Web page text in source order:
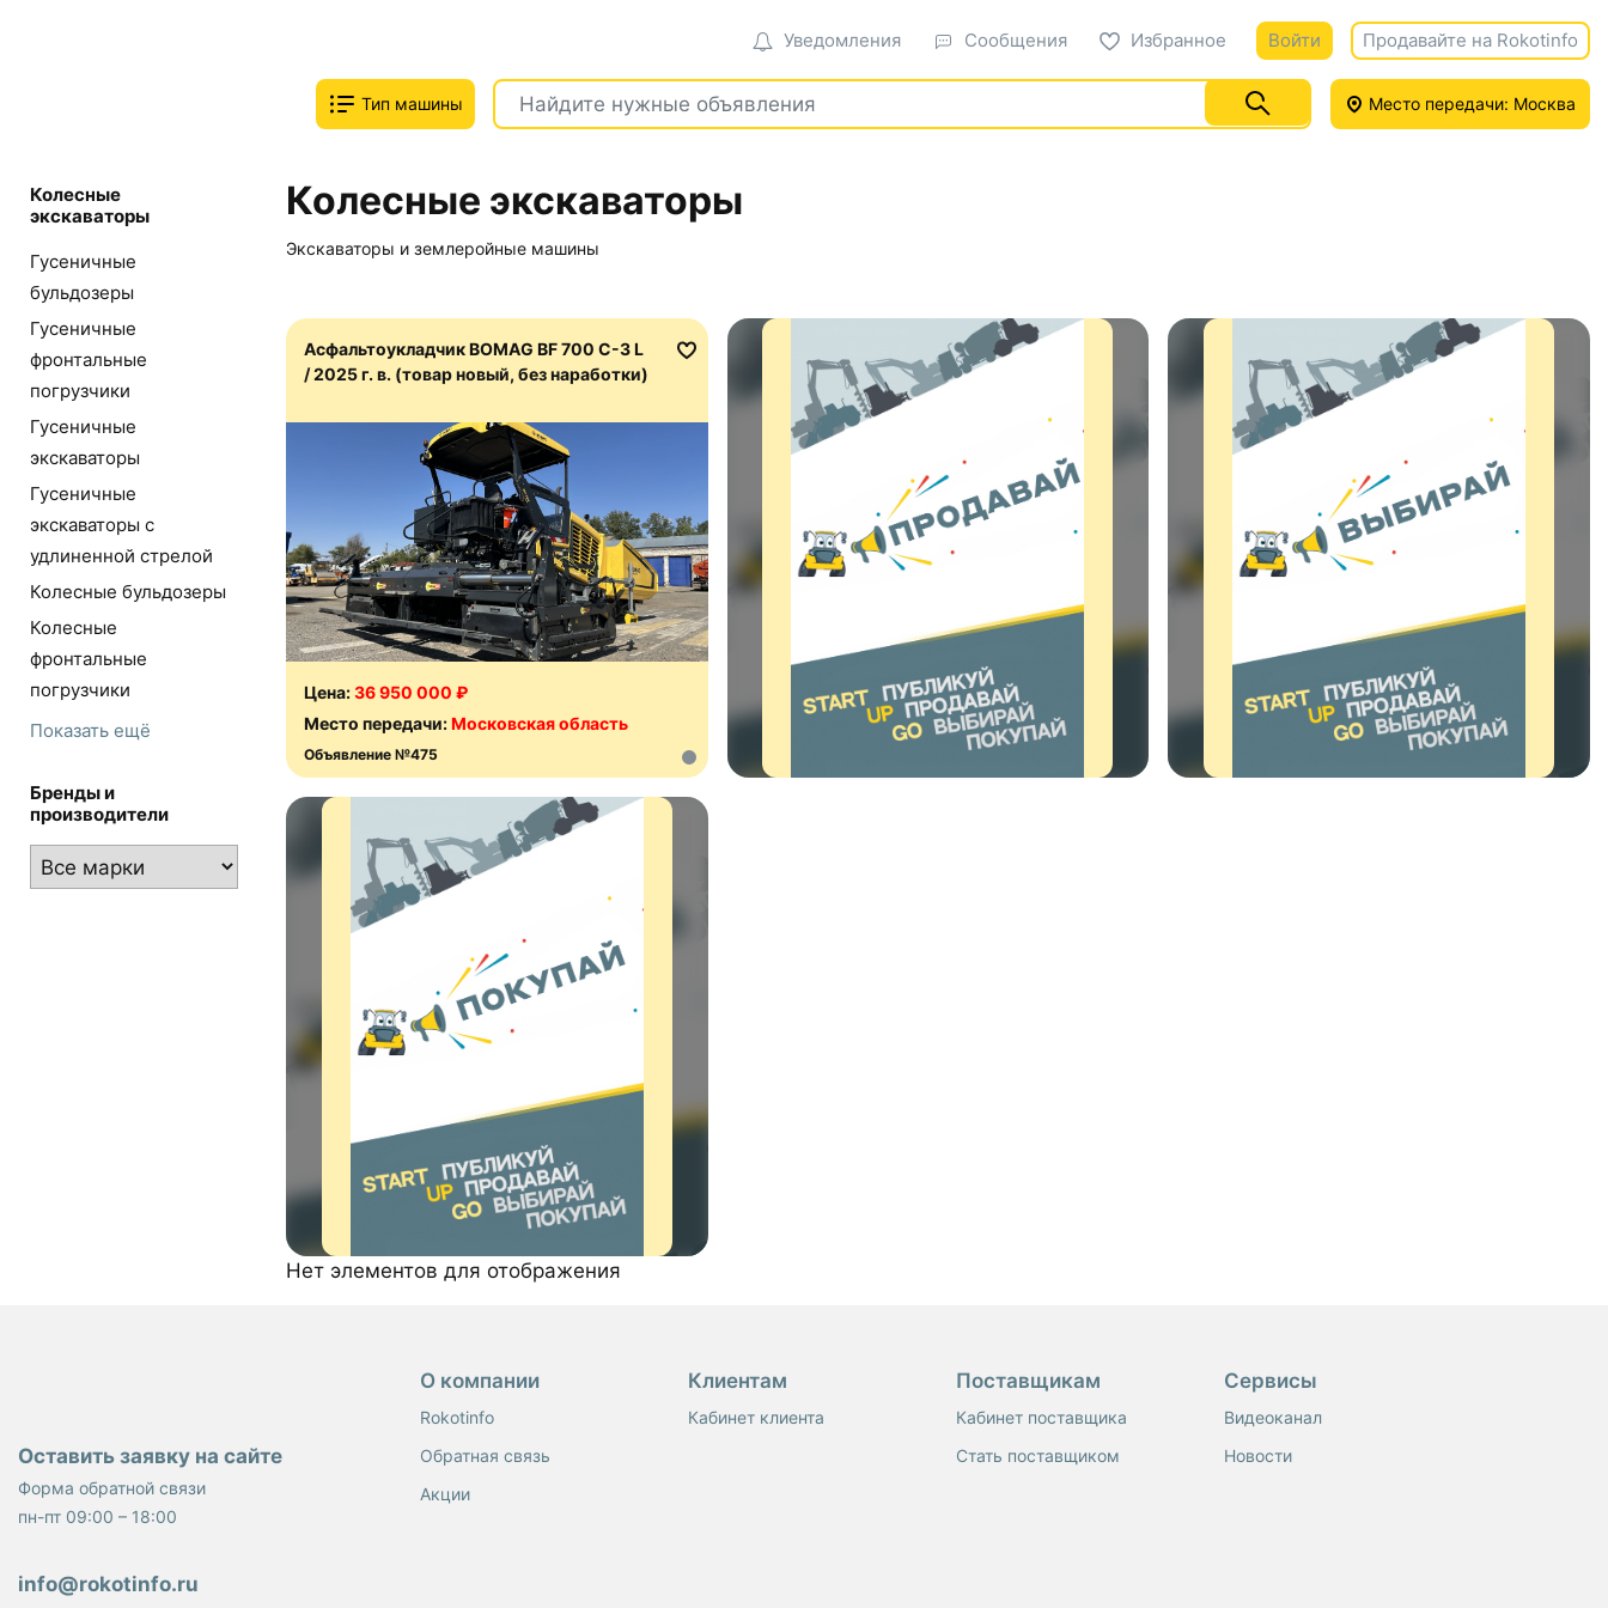
Уведомления Сообщения Избранное Войти Продавайте на Rokotinfo
Тип машины Место передачи: Москва
Колесные
экскаваторы
Гусеничные
бульдозеры
Гусеничные
фронтальные
погрузчики
Гусеничные
экскаваторы
Гусеничные
экскаваторы с
удлиненной стрелой
Колесные бульдозеры
Колесные
фронтальные
погрузчики
Показать ещё
Бренды и
производители
Колесные экскаваторы
Экскаваторы и землеройные машины
Асфальтоукладчик BOMAG BF 700 C-3 L
/ 2025 г. в. (товар новый, без наработки)
Цена:36 950 000 ₽
Место передачи:Московская область
Объявление №475
Нет элементов для отображения
Оставить заявку на сайте
Форма обратной связи
пн-пт 09:00 – 18:00
info@rokotinfo.ru
О компании
Rokotinfo
Обратная связь
Акции
Клиентам
Кабинет клиента
Поставщикам
Кабинет поставщика
Стать поставщиком
Сервисы
Видеоканал
Новости